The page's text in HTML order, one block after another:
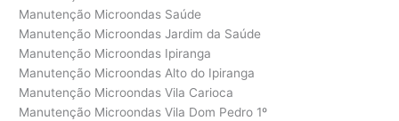
Manutenção Microondas Saúde
Manutenção Microondas Jardim da Saúde
Manutenção Microondas Ipiranga
Manutenção Microondas Alto do Ipiranga
Manutenção Microondas Vila Carioca
Manutenção Microondas Vila Dom Pedro 1º